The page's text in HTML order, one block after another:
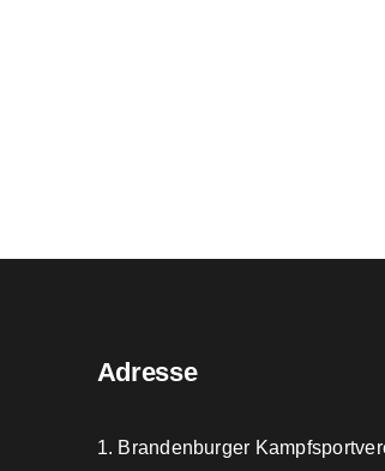
Adresse
1. Brandenburger